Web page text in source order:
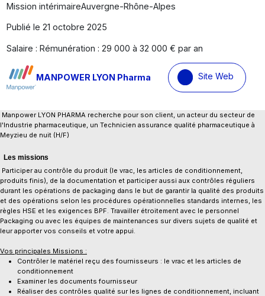
Mission intérimaireAuvergne-Rhône-Alpes
Publié le 21 octobre 2025
Salaire : Rémunération : 29 000 à 32 000 € par an
MANPOWER LYON Pharma Site Web
Manpower LYON PHARMA recherche pour son client, un acteur du secteur de
l'Industrie pharmaceutique, un Technicien assurance qualité pharmaceutique à
Meyzieu de nuit (H/F)
Les missions
Participer au contrôle du produit (le vrac, les articles de conditionnement,
produits finis), de la documentation et participer aussi aux contrôles réguliers
durant les opérations de packaging dans le but de garantir la qualité des produits
et des opérations selon les procédures opérationnelles standards internes, les
règles HSE et les exigences BPF. Travailler étroitement avec le personnel
Packaging ou avec les équipes de maintenances sur divers sujets de qualité et
leur apporter vos conseils et votre appui.
Vos principales Missions :
​Contrôler le matériel reçu des fournisseurs : le vrac et les articles de
conditionnement
Examiner les documents fournisseur
Réaliser des contrôles qualité sur les lignes de conditionnement, incluant